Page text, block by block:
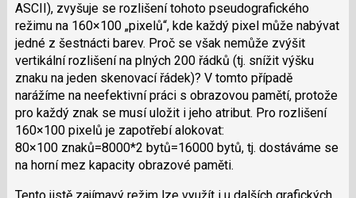
ASCII), zvyšuje se rozlišení tohoto pseudografického
režimu na 160×100 „pixelů“, kde každý pixel může nabývat
jedné z šestnácti barev. Proč se však nemůže zvýšit
vertikální rozlišení na plných 200 řádků (tj. snížit výšku
znaku na jeden skenovací řádek)? V tomto případě
narážíme na neefektivní práci s obrazovou pamětí, protože
pro každý znak se musí uložit i jeho atribut. Pro rozlišení
160×100 pixelů je zapotřebí alokovat:
80×100 znaků=8000*2 bytů=16000 bytů, tj. dostáváme se
na horní mez kapacity obrazové paměti.